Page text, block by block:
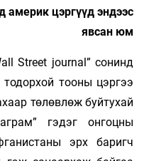
цэргүүд эндээс
явсан юм
Street journal” сонинд
тооны цэргээ
төлөвлөж буйтухай
гэдэг онгоцны
эрх баригч